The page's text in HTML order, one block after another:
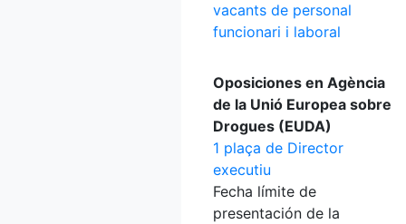
vacants de personal
funcionari i laboral
Oposiciones en Agència
de la Unió Europea sobre
Drogues (EUDA)
1 plaça de Director
executiu
Fecha límite de
presentación de la